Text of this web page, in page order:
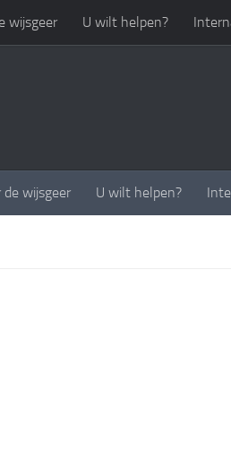
wijsgeer U wilt helpen?
de wijsgeer U wilt helpen?